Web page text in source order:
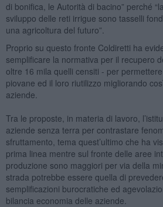
di bonifica, le Autorità di bacino” perché
sviluppo delle reti irrigue sono tasselli
una agricoltura del futuro”.
Proprio su questo fronte Coldiretti ha
semplificare la normativa per il recupero
oltre 16 mila quelli censiti - per
piovane ed il loro riutilizzo migliorando
aziende.
Tra le proposte, in materia di lavoro,
aziende senza terra per contrastare
sfruttamento, tema quest’ultimo che ha
prima linea mentre sul fronte delle aree
produzione sono maggiori per via della
strada potrebbe essere quella di
semplificazioni burocratiche ed
bilancia economia delle aziende.